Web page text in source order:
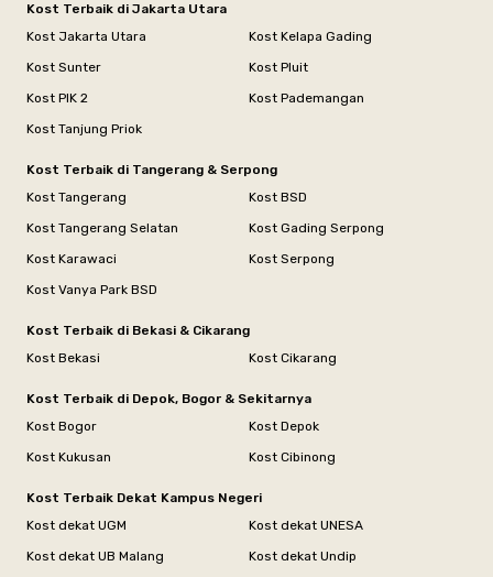
Kost Terbaik di Jakarta Utara
Kost Jakarta Utara
Kost Kelapa Gading
Kost Sunter
Kost Pluit
Kost PIK 2
Kost Pademangan
Kost Tanjung Priok
Kost Terbaik di Tangerang & Serpong
Kost Tangerang
Kost BSD
Kost Tangerang Selatan
Kost Gading Serpong
Kost Karawaci
Kost Serpong
Kost Vanya Park BSD
Kost Terbaik di Bekasi & Cikarang
Kost Bekasi
Kost Cikarang
Kost Terbaik di Depok, Bogor & Sekitarnya
Kost Bogor
Kost Depok
Kost Kukusan
Kost Cibinong
Kost Terbaik Dekat Kampus Negeri
Kost dekat UGM
Kost dekat UNESA
Kost dekat UB Malang
Kost dekat Undip